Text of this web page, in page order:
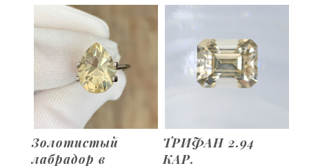
Золотистый
лабрадор в
ТРИФАН 2.94
КАР.